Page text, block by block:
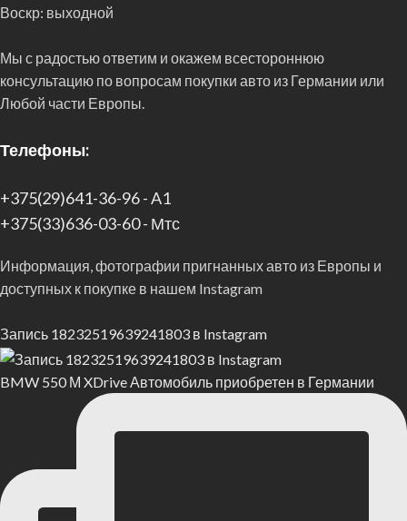
Воскр: выходной
Мы с радостью ответим и окажем всестороннюю
консультацию по вопросам покупки авто из Германии или
Любой части Европы.
Телефоны:
+375(29)641-36-96 - A1
+375(33)636-03-60 - Мтс
Информация, фотографии пригнанных авто из Европы и
доступных к покупке в нашем Instagram
Запись 18232519639241803 в Instagram
BMW 550 М XDrive Автомобиль приобретен в Германии